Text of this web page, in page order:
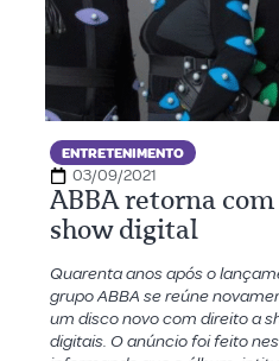
ENTRETENIMENTO
03/09/2021
ABBA retorna
show digital
Quarenta anos após o
grupo ABBA se reúne
um disco novo com direito a
digitais. O anúncio foi feito